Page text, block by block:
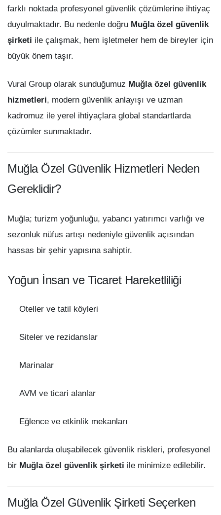
farklı noktada profesyonel güvenlik çözümlerine ihtiyaç
duyulmaktadır. Bu nedenle doğru Muğla özel güvenlik
şirketi ile çalışmak, hem işletmeler hem de bireyler için
büyük önem taşır.
Vural Group olarak sunduğumuz Muğla özel güvenlik
hizmetleri, modern güvenlik anlayışı ve uzman
kadromuz ile yerel ihtiyaçlara global standartlarda
çözümler sunmaktadır.
Muğla Özel Güvenlik Hizmetleri Neden
Gereklidir?
Muğla; turizm yoğunluğu, yabancı yatırımcı varlığı ve
sezonluk nüfus artışı nedeniyle güvenlik açısından
hassas bir şehir yapısına sahiptir.
Yoğun İnsan ve Ticaret Hareketliliği
Oteller ve tatil köyleri
Siteler ve rezidanslar
Marinalar
AVM ve ticari alanlar
Eğlence ve etkinlik mekanları
Bu alanlarda oluşabilecek güvenlik riskleri, profesyonel
bir Muğla özel güvenlik şirketi ile minimize edilebilir.
Muğla Özel Güvenlik Şirketi Seçerken